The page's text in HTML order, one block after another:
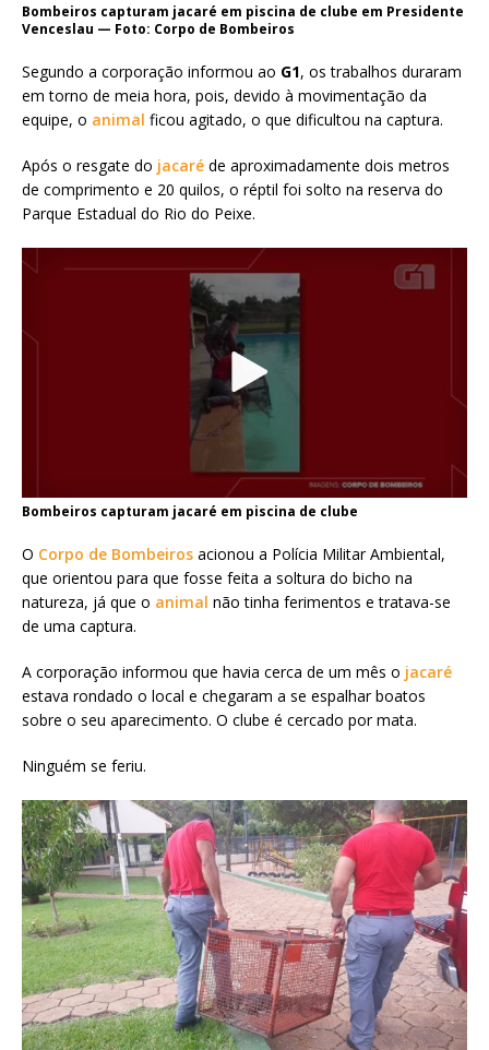
Bombeiros capturam jacaré em piscina de clube em Presidente
Venceslau — Foto: Corpo de Bombeiros
Segundo a corporação informou ao G1, os trabalhos duraram
em torno de meia hora, pois, devido à movimentação da
equipe, o animal ficou agitado, o que dificultou na captura.
Após o resgate do jacaré de aproximadamente dois metros
de comprimento e 20 quilos, o réptil foi solto na reserva do
Parque Estadual do Rio do Peixe.
Bombeiros capturam jacaré em piscina de clube
O Corpo de Bombeiros acionou a Polícia Militar Ambiental,
que orientou para que fosse feita a soltura do bicho na
natureza, já que o animal não tinha ferimentos e tratava-se
de uma captura.
A corporação informou que havia cerca de um mês o jacaré
estava rondado o local e chegaram a se espalhar boatos
sobre o seu aparecimento. O clube é cercado por mata.
Ninguém se feriu.